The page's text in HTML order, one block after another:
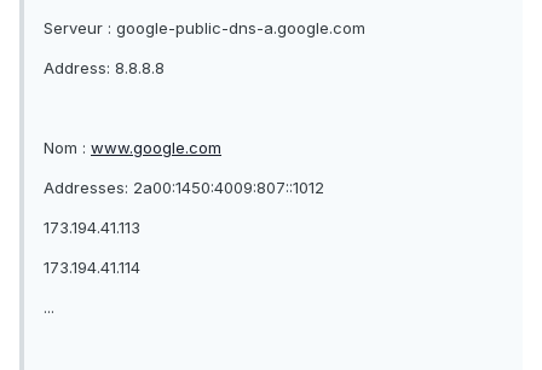
Serveur : google-public-dns-a.google.com
Address: 8.8.8.8
Nom : www.google.com
Addresses: 2a00:1450:4009:807::1012
173.194.41.113
173.194.41.114
...